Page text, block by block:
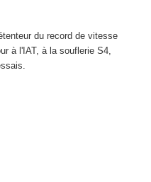
du record de vitesse
à l'IAT, à la souflerie S4,